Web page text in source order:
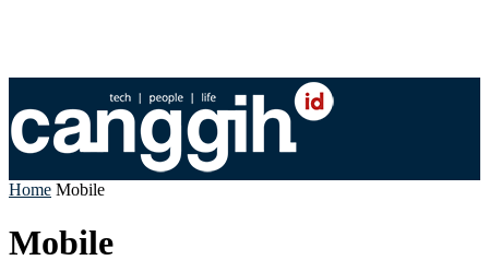
Home Mobile
Mobile